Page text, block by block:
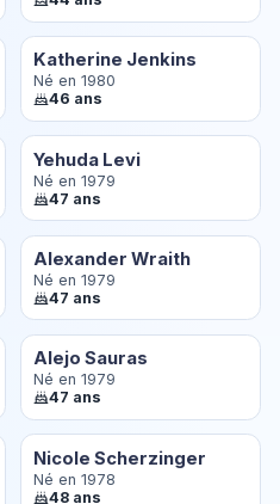
Katherine Jenkins
Né en 1980
46 ans
Yehuda Levi
Né en 1979
47 ans
Alexander Wraith
Né en 1979
47 ans
Alejo Sauras
Né en 1979
47 ans
Nicole Scherzinger
Né en 1978
48 ans